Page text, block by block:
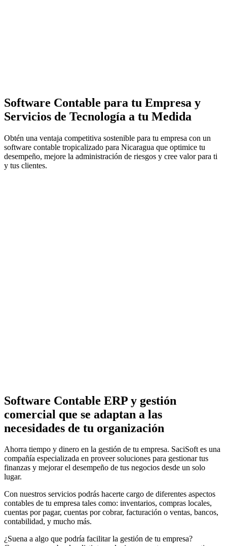
Software Contable para tu Empresa y
Servicios de Tecnología a tu Medida
Obtén una ventaja competitiva sostenible para tu empresa con un
software contable tropicalizado para Nicaragua que optimice tu
desempeño, mejore la administración de riesgos y cree valor para ti
y tus clientes.
Software Contable ERP y gestión
comercial que se adaptan a las
necesidades de tu organización
Ahorra tiempo y dinero en la gestión de tu empresa. SaciSoft es una
compañía especializada en proveer soluciones para gestionar tus
finanzas y mejorar el desempeño de tus negocios desde un solo
lugar.
Con nuestros servicios podrás hacerte cargo de diferentes aspectos
contables de tu empresa tales como: inventarios, compras locales,
cuentas por pagar, cuentas por cobrar, facturación o ventas, bancos,
contabilidad, y mucho más.
¿Suena a algo que podría facilitar la gestión de tu empresa?